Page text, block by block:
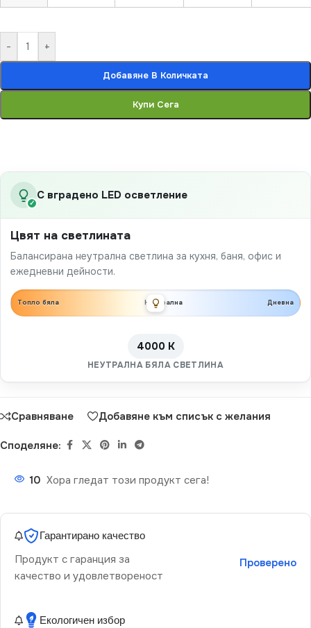
- +
Добавяне В Количката
Купи Сега
✓
С вградено LED осветление
Цвят на светлината
Балансирана неутрална светлина за кухня, баня, офис и
ежедневни дейности.
Топло бяла Неутрална Дневна
4000 K
НЕУТРАЛНА БЯЛА СВЕТЛИНА
Сравняване Добавяне към списък с желания
Споделяне:
10 Хора гледат този продукт сега!
Гарантирано качество
Продукт с гаранция за
качество и удовлетвореност
Проверено
Екологичен избор